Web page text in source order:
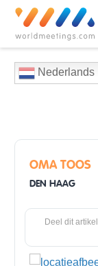
Nederlands
OMA TOOS
DEN HAAG
Deel dit artikel